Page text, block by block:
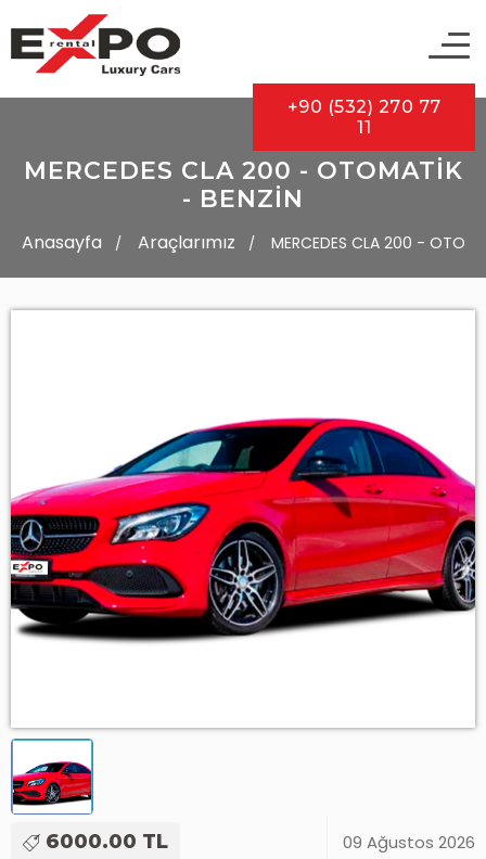
+90 (532) 270 77
11
MERCEDES CLA 200 - OTOMATİK
- BENZİN
Anasayfa Araçlarımız MERCEDES CLA 200 -
6000.00 TL 09 Ağustos 2026